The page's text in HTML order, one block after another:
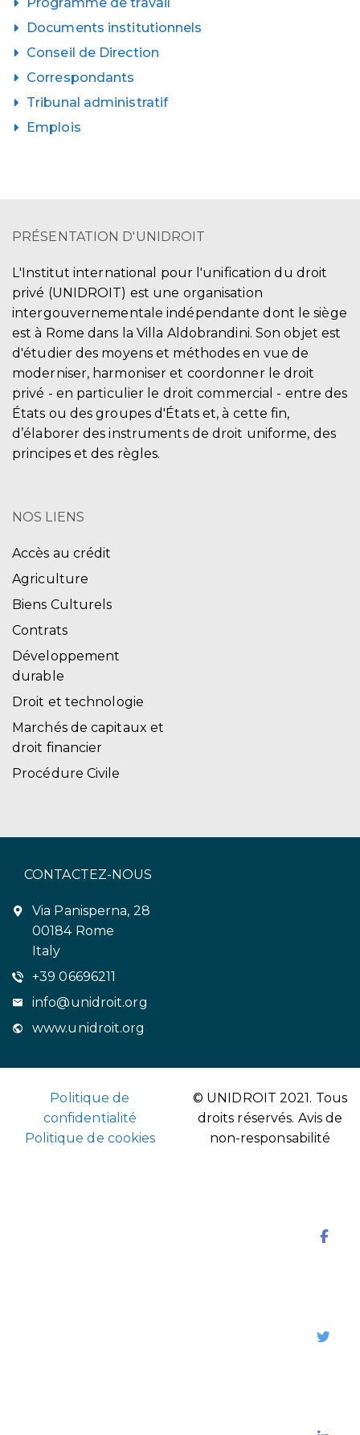
Documents institutionnels
Conseil de Direction
Correspondants
Tribunal administratif
Emplois
PRÉSENTATION D'UNIDROIT
L'Institut international pour l'unification du droit
privé (UNIDROIT) est une organisation
intergouvernementale indépendante dont le siège
est à Rome dans la Villa Aldobrandini. Son objet est
d'étudier des moyens et méthodes en vue de
moderniser, harmoniser et coordonner le droit
privé - en particulier le droit commercial - entre des
États ou des groupes d'États et, à cette fin,
d’élaborer des instruments de droit uniforme, des
principes et des règles.
NOS LIENS
Accès au crédit
Agriculture
Biens Culturels
Contrats
Développement
durable
Droit et technologie
Marchés de capitaux et
droit financier
Procédure Civile
CONTACTEZ-NOUS
Via Panisperna, 28
00184 Rome
Italy
+39 06696211
info@unidroit.org
www.unidroit.org
Politique de
confidentialité
Politique de cookies
© UNIDROIT 2021. Tous
droits réservés. Avis de
non-responsabilité